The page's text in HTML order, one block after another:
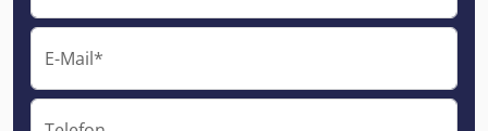
E-Mail*